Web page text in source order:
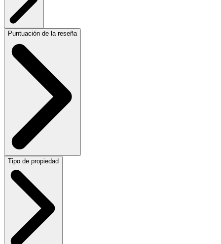
Puntuación de la reseña
Tipo de propiedad